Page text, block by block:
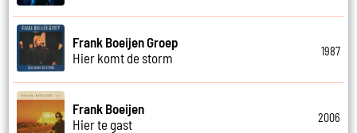
Frank Boeijen Groep
Hier komt de storm
1987
Frank Boeijen
Hier te gast
2006